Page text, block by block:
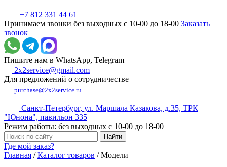
+7 812 331 44 61
Принимаем звонки без выходных с 10-00 до 18-00 Заказать
звонок
Пишите нам в WhatsApp, Telegram
2x2service@gmail.com
Для предложений о сотрудничестве
purchase@2x2service.ru
Санкт-Петербург, ул. Маршала Казакова, д.35, ТРК
"Юнона", павильон 335
Режим работы: без выходных с 10-00 до 18-00
Где мой заказ?
Главная /Каталог товаров /Модели